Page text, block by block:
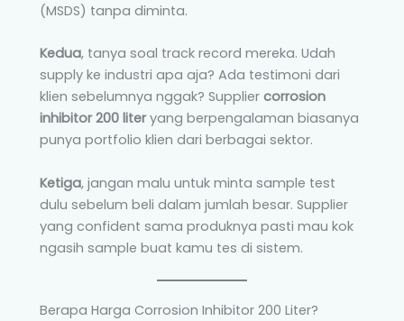
(MSDS) tanpa diminta.
Kedua, tanya soal track record mereka. Udah
supply ke industri apa aja? Ada testimoni dari
klien sebelumnya nggak? Supplier corrosion
inhibitor 200 literyang berpengalaman biasanya
punya portfolio klien dari berbagai sektor.
Ketiga, jangan malu untuk minta sample test
dulu sebelum beli dalam jumlah besar. Supplier
yang confident sama produknya pasti mau kok
ngasih sample buat kamu tes di sistem.
Berapa Harga Corrosion Inhibitor 200 Liter?